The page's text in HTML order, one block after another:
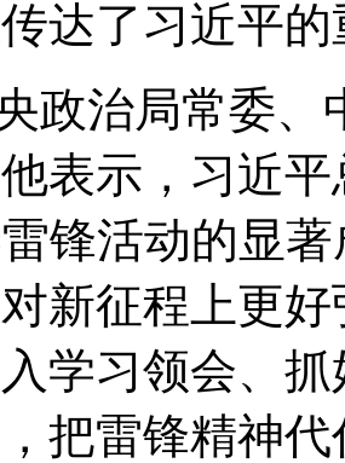
达了习近平
政治局常委
表示，习近
锋活动的显
新征程上更
学习领会、
把雷锋精神